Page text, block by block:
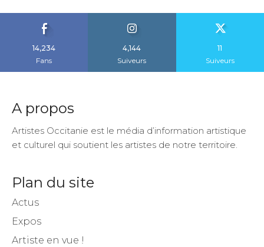
14,234
Fans
4,144
Suiveurs
11
Suiveurs
A propos
Artistes Occitanie est le média d’information artistique
et culturel qui soutient les artistes de notre territoire.
Plan du site
Actus
Expos
Artiste en vue !